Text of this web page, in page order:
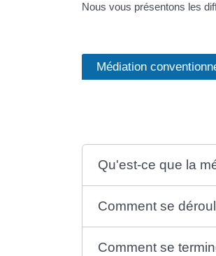
Nous vous présentons les
Médiation
Qu'est-ce que la
Comment se
Comment se